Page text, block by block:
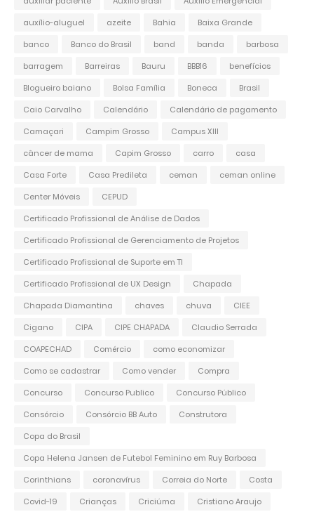
auxílio-aluguel
azeite Bahia
Baixa Grande
banco
Banco do Brasil band banda
barbosa
barragem
Barreiras Bauru BBB16
benefícios
Blogueiro baiano
Bolsa Família Boneca
Brasil
Caio Carvalho
Calendário
Calendário de pagamento
Camaçari
Campim Grosso
Campus XIII
câncer de mama
Capim Grosso carro
casa
Casa Forte
Casa Predileta ceman
ceman online
Center Móveis
CEPUD
Certificado Profissional de Análise de Dados
Certificado Profissional de Gerenciamento de Projetos
Certificado Profissional de Suporte em TI
Certificado Profissional de UX Design
Chapada
Chapada Diamantina
chaves chuva
CIEE
Cigano
CIPA CIPE CHAPADA
Claudio Serrada
COAPECHAD
Comércio
como economizar
Como se cadastrar
Como vender
Compra
Concurso
Concurso Publico
Concurso Público
Consórcio
Consórcio BB Auto
Construtora
Copa do Brasil
Copa Helena Jansen de Futebol Feminino em Ruy Barbosa
Corinthians
coronavírus Correia do Norte
Costa
Covid-19
Crianças Criciúma Cristiano Araujo